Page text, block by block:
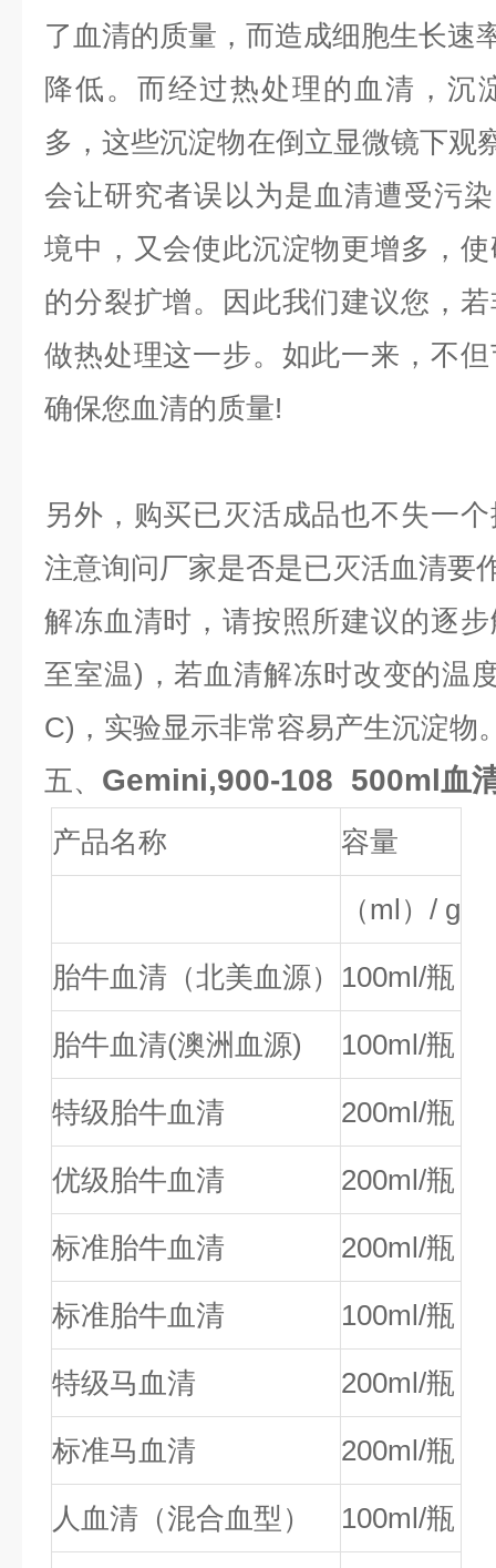
了血清的质量，而造成细胞生长速
降低。而经过热处理的血清，沉
多，这些沉淀物在倒立显微镜下观
会让研究者误以为是血清遭受污
境中，又会使此沉淀物更增多，
的分裂扩增。因此我们建议您，
做热处理这一步。如此一来，不
确保您血清的质量!
另外，购买已灭活成品也不失一
注意询问厂家是否是已灭活血清要
解冻血清时，请按照所建议的逐
至室温)，若血清解冻时改变的温
C)，实验显示非常容易产生沉淀物
五、 Gemini,900-108 500ml血
产品名称 容量
（ml）/ g
胎牛血清（北美血源） 100ml/瓶
胎牛血清(澳洲血源) 100ml/瓶
特级胎牛血清 200ml/瓶
优级胎牛血清 200ml/瓶
标准胎牛血清 200ml/瓶
标准胎牛血清 100ml/瓶
特级马血清 200ml/瓶
标准马血清 200ml/瓶
人血清（混合血型） 100ml/瓶